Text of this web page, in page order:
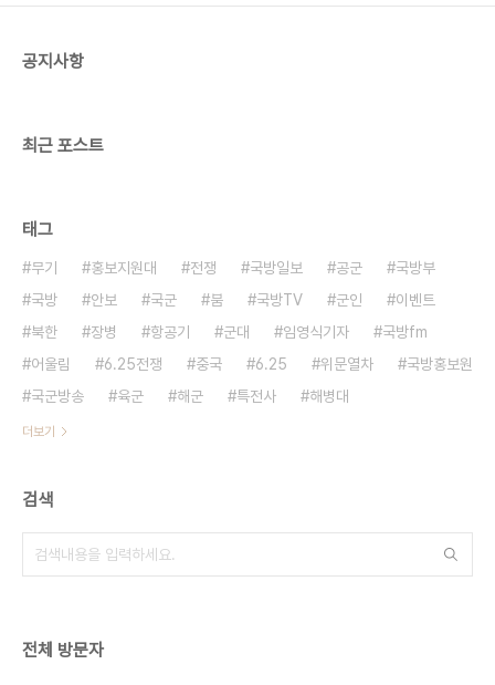
공지사항
최근 포스트
태그
무기 홍보지원대 전쟁 국방일보 공군
국방부
국방
안보 국군 붐 국방TV 군인
이벤트
북한
장병 항공기 군대 임영식기자
국방fm
어울림
6.25전쟁 중국 6.25 위문열차
국방홍보원
국군방송
육군 해군 특전사 해병대
더보기
검색
전체 방문자